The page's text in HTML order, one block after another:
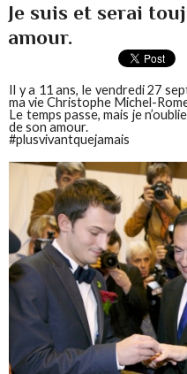
Je suis et serai
amour.
Il y a 11 ans, le vendredi 27
ma vie Christophe Michel-
Le temps passe, mais je
de son amour.
#plusvivantquejamais